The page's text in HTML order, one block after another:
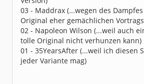
03 - Maddrax (...wegen des
Original eher gemächlichen
02 - Napoleon Wilson (...weil auch
tolle Original nicht verhunzen kann)
01 - 35YearsAfter (...weil ich diesen
jeder Variante mag)